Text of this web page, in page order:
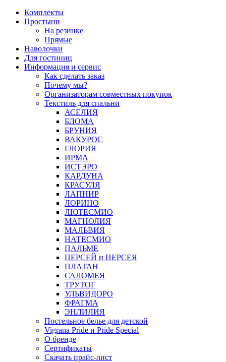
Перейти
содержимому
Комплекты
Простыни
На резинке
Прямые
Наволочки
Для гостиниц
Информация и сервис
Как сделать заказ
Почему мы?
Организаторам совместных покупок
Текстиль для спальни
АСЕЛИЯ
БЛОМА
БРУНИЯ
ВАКУРОС
ГЛОРИЯ
ИРМА
ИСТЭРО
КАРДУНА
КРАСУЛЯ
ЛАПНИР
ЛОРИНО
ЛЮТЕСМИО
МАГНОЛИЯ
МАЛЬВИЯ
НАТЕСМИО
ПАЛЬМЕ
ПЕРСЕЙ и ПЕРСЕЯ
ПЛАТАН
САЛОМЕЯ
ТРУТОГ
УЛЬВИДОРО
ФРАГМА
ЭНЛИЛИЯ
Постельное белье для детской
Vigrana Pride и Pride Special
О бренде
Сертификаты
Скачать прайс-лист